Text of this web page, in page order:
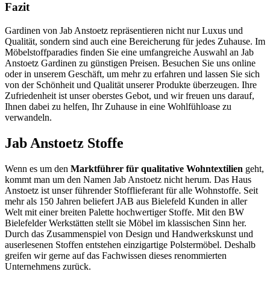
Fazit
Gardinen von Jab Anstoetz repräsentieren nicht nur Luxus und
Qualität, sondern sind auch eine Bereicherung für jedes Zuhause. Im
Möbelstoffparadies finden Sie eine umfangreiche Auswahl an Jab
Anstoetz Gardinen zu günstigen Preisen. Besuchen Sie uns online
oder in unserem Geschäft, um mehr zu erfahren und lassen Sie sich
von der Schönheit und Qualität unserer Produkte überzeugen. Ihre
Zufriedenheit ist unser oberstes Gebot, und wir freuen uns darauf,
Ihnen dabei zu helfen, Ihr Zuhause in eine Wohlfühloase zu
verwandeln.
Jab Anstoetz Stoffe
Wenn es um den Marktführer für qualitative Wohntextilien geht,
kommt man um den Namen Jab Anstoetz nicht herum. Das Haus
Anstoetz ist unser führender Stofflieferant für alle Wohnstoffe. Seit
mehr als 150 Jahren beliefert JAB aus Bielefeld Kunden in aller
Welt mit einer breiten Palette hochwertiger Stoffe. Mit den BW
Bielefelder Werkstätten stellt sie Möbel im klassischen Sinn her.
Durch das Zusammenspiel von Design und Handwerkskunst und
auserlesenen Stoffen entstehen einzigartige Polstermöbel. Deshalb
greifen wir gerne auf das Fachwissen dieses renommierten
Unternehmens zurück.